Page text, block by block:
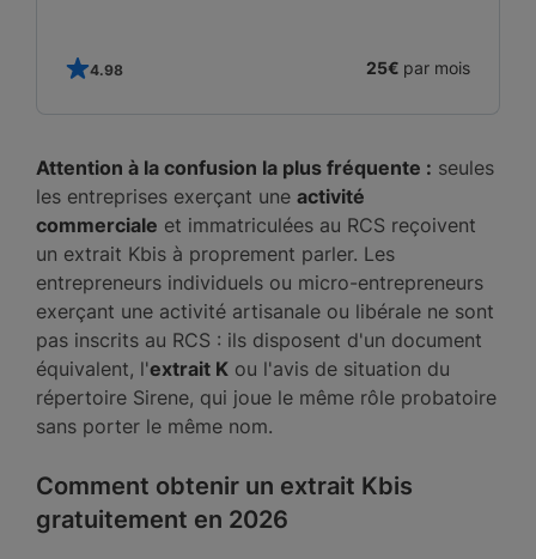
4.98 25€ par mois
Attention à la confusion la plus fréquente : seules
les entreprises exerçant une activité
commerciale et immatriculées au RCS reçoivent
un extrait Kbis à proprement parler. Les
entrepreneurs individuels ou micro-entrepreneurs
exerçant une activité artisanale ou libérale ne sont
pas inscrits au RCS : ils disposent d'un document
équivalent, l'extrait K ou l'avis de situation du
répertoire Sirene, qui joue le même rôle probatoire
sans porter le même nom.
Comment obtenir un extrait Kbis
gratuitement en 2026